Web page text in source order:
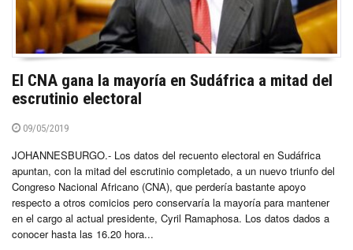
El CNA gana la mayoría en Sudáfrica a mitad del
escrutinio electoral
09/05/2019
JOHANNESBURGO.- Los datos del recuento electoral en Sudáfrica
apuntan, con la mitad del escrutinio completado, a un nuevo triunfo del
Congreso Nacional Africano (CNA), que perdería bastante apoyo
respecto a otros comicios pero conservaría la mayoría para mantener
en el cargo al actual presidente, Cyril Ramaphosa. Los datos dados a
conocer hasta las 16.20 hora...